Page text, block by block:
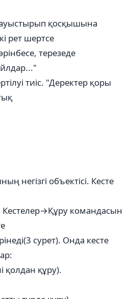
қосқышына
рет шертсе
терезеде
тиіс. "Деректер қоры
негізгі объектісі. Кесте
Кестелер→Құру командасын
сурет). Онда кесте
қолдан құру).